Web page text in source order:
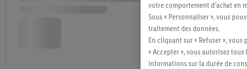
votre comportement d’achat en
Sous « Personnaliser », vous
traitement des données.
En cliquant sur « Refuser »,
« Accepter », vous autorisez
informations sur la durée de